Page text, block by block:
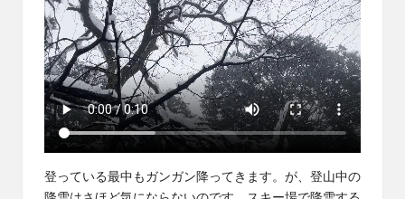
登っている最中もガンガン降ってきます。が、登山中の